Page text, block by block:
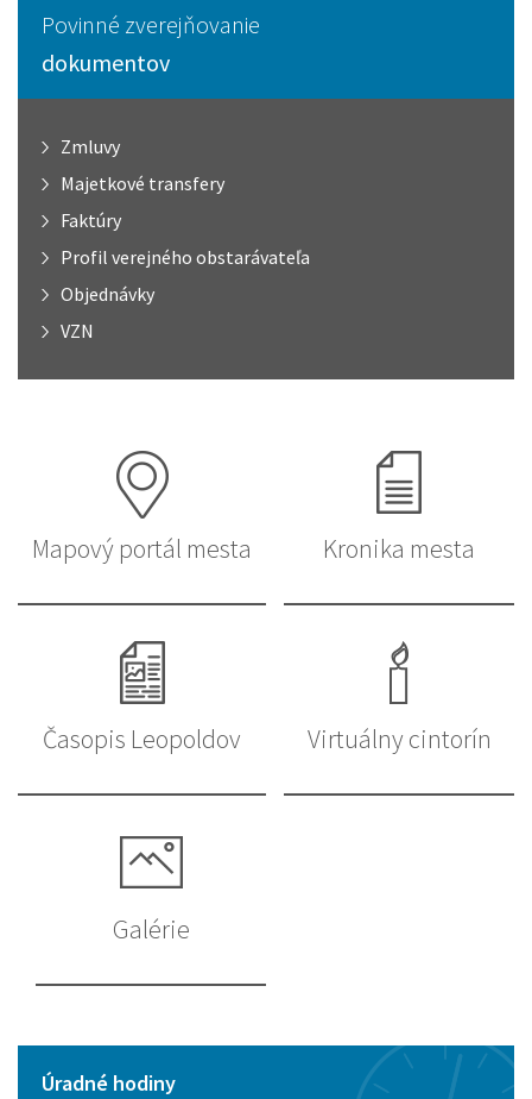
Povinné zverejňovanie
dokumentov
Zmluvy
Majetkové transfery
Faktúry
Profil verejného obstarávateľa
Objednávky
VZN
Mapový portál mesta Kronika mesta
Časopis Leopoldov Virtuálny cintorín
Galérie
Úradné hodiny